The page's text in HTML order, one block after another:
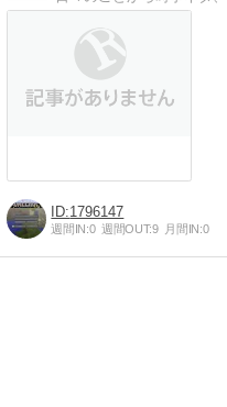
1796147
週間IN:0 週間OUT:9 月間IN:0